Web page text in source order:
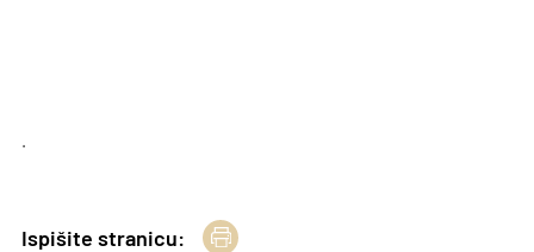
.
Ispišite stranicu: